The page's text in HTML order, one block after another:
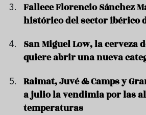
Fallece Florencio Sánchez
histórico del sector ibérico
San Miguel Low, la cerveza
quiere abrir una nueva
Raimat, Juvé & Camps y
a julio la vendimia por las
temperaturas